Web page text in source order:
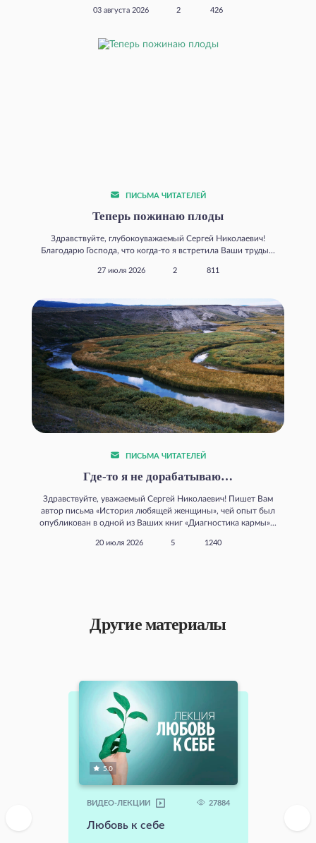
03 августа 2026 2 426
ПИСЬМА ЧИТАТЕЛЕЙ
Теперь пожинаю плоды
Здравствуйте, глубокоуважаемый Сергей Николаевич!
Благодарю Господа, что когда‑то я встретила Ваши труды...
27 июля 2026 2 811
ПИСЬМА ЧИТАТЕЛЕЙ
Где‑то я не дорабатываю…
Здравствуйте, уважаемый Сергей Николаевич! Пишет Вам
автор письма «История любящей женщины», чей опыт был
опубликован в одной из Ваших книг «Диагностика кармы»...
20 июля 2026 5 1240
Другие материалы
5.0
ВИДЕО-ЛЕКЦИИ 27884
Любовь к себе